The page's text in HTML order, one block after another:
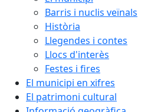
Barris i nuclis veïnals
Història
Llegendes i contes
Llocs d'interès
Festes i fires
El municipi en xifres
El patrimoni cultural